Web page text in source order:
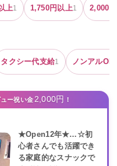
上1 1,750円以上1 2,000
タクシー代支給1 ノンアルOK
ー祝い金2,000円 ！
★Open12年★…☆初
心者さんでも活躍でき
る家庭的なスナックで